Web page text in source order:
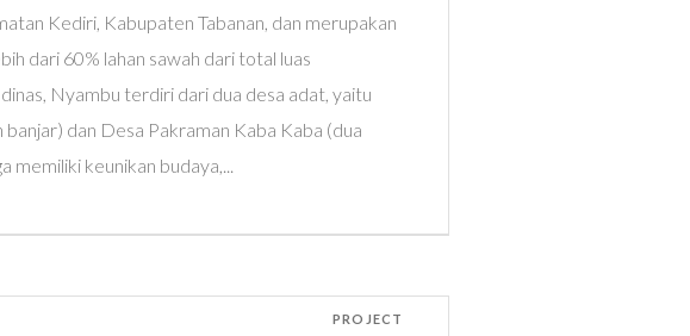
Kediri, Kabupaten Tabanan, dan merupakan
dari 60% lahan sawah dari total luas
Nyambu terdiri dari dua desa adat, yaitu
dan Desa Pakraman Kaba Kaba (dua
memiliki keunikan budaya,...
PROJECT